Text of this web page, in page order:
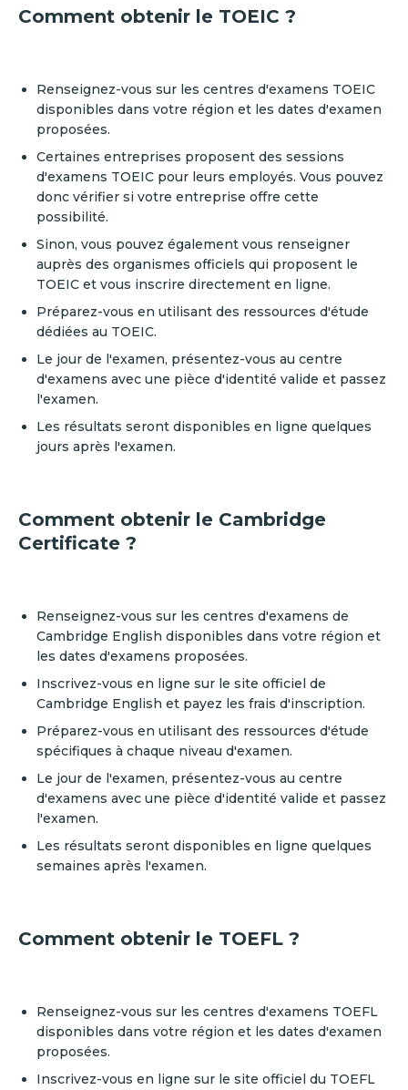
Comment obtenir le TOEIC ?
Renseignez-vous sur les centres d'examens TOEIC
disponibles dans votre région et les dates d'examen
proposées.
Certaines entreprises proposent des sessions
d'examens TOEIC pour leurs employés. Vous pouvez
donc vérifier si votre entreprise offre cette
possibilité.
Sinon, vous pouvez également vous renseigner
auprès des organismes officiels qui proposent le
TOEIC et vous inscrire directement en ligne.
Préparez-vous en utilisant des ressources d'étude
dédiées au TOEIC.
Le jour de l'examen, présentez-vous au centre
d'examens avec une pièce d'identité valide et passez
l'examen.
Les résultats seront disponibles en ligne quelques
jours après l'examen.
Comment obtenir le Cambridge
Certificate ?
Renseignez-vous sur les centres d'examens de
Cambridge English disponibles dans votre région et
les dates d'examens proposées.
Inscrivez-vous en ligne sur le site officiel de
Cambridge English et payez les frais d'inscription.
Préparez-vous en utilisant des ressources d'étude
spécifiques à chaque niveau d'examen.
Le jour de l'examen, présentez-vous au centre
d'examens avec une pièce d'identité valide et passez
l'examen.
Les résultats seront disponibles en ligne quelques
semaines après l'examen.
Comment obtenir le TOEFL ?
Renseignez-vous sur les centres d'examens TOEFL
disponibles dans votre région et les dates d'examen
proposées.
Inscrivez-vous en ligne sur le site officiel du TOEFL